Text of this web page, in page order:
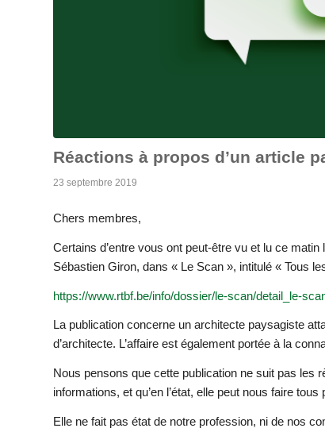
Réactions à propos d’un article
23 septembre 2019
Chers membres,
Certains d’entre vous ont peut-être vu et lu ce
Sébastien Giron, dans « Le Scan », intitulé « Tous
https://www.rtbf.be/info/dossier/le-scan/detail_le-
La publication concerne un architecte paysagiste
d’architecte. L’affaire est également portée à la
Nous pensons que cette publication ne suit pas les
informations, et qu’en l’état, elle peut nous faire
Elle ne fait pas état de notre profession, ni de nos